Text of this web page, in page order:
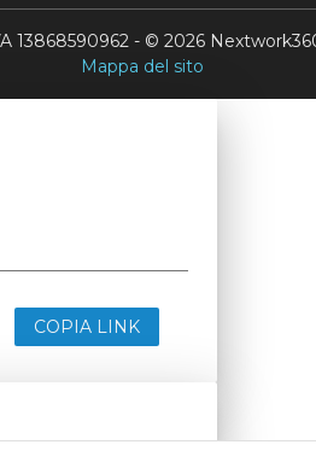
13868590962 - © 2026
Mappa del sito
COPIA LINK